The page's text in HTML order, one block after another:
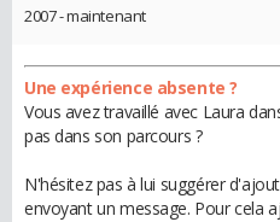
2007 - maintenant
Une expérience absente ?
Vous avez travaillé avec Laura
pas dans son parcours ?
N'hésitez pas à lui suggérer
envoyant un message. Pour cela